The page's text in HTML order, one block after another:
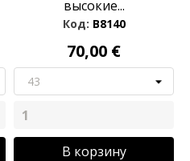
высокие...
Код: B8140
70,00 €
В корзину